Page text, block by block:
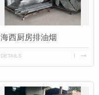
海西厨房排油烟
DETAILS